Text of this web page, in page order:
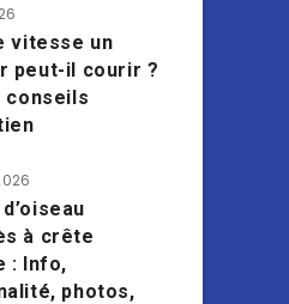
vitesse un
peut-il courir ?
conseils
à crête
: Info,
photos,